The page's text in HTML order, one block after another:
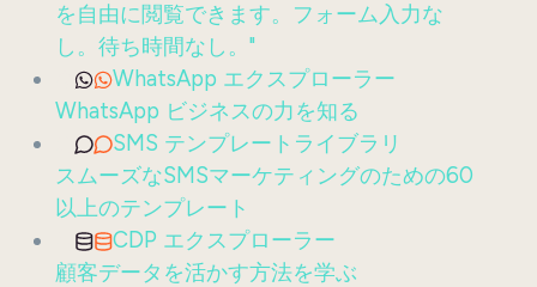
を自由に閲覧できます。フォーム入力な
し。待ち時間なし。"
WhatsApp エクスプローラー
WhatsApp ビジネスの力を知る
SMS テンプレートライブラリ
スムーズなSMSマーケティングのための60
以上のテンプレート
CDP エクスプローラー
顧客データを活かす方法を学ぶ